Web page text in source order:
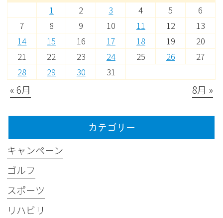
1 2 3 4 5
6
7
8 9 10 11 12
13
14
15 16 17 18 19
20
21
22 23 24 25 26
27
28
29 30 31
« 6月 8月 »
カテゴリー
キャンペーン
ゴルフ
スポーツ
リハビリ